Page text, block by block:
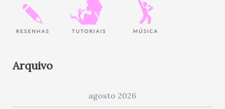
Arquivo
agosto 2026